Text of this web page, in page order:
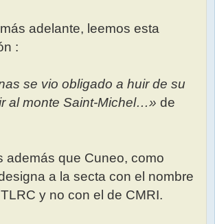
adelante, leemos esta
:
se vio obligado a huir de su
al monte Saint-Michel…» de
además que Cuneo, como
a la secta con el nombre
y no con el de CMRI.